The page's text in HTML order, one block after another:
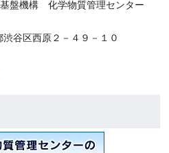
盤機構 化学物質管理センター
谷区西原２－４９－１０